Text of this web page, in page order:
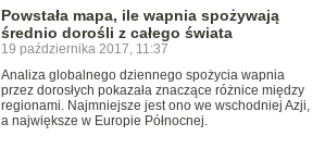
Powstała mapa, ile wapnia spożywają
średnio dorośli z całego świata
19 października 2017, 11:37
Analiza globalnego dziennego spożycia wapnia
przez dorosłych pokazała znaczące różnice między
regionami. Najmniejsze jest ono we wschodniej Azji,
a największe w Europie Północnej.